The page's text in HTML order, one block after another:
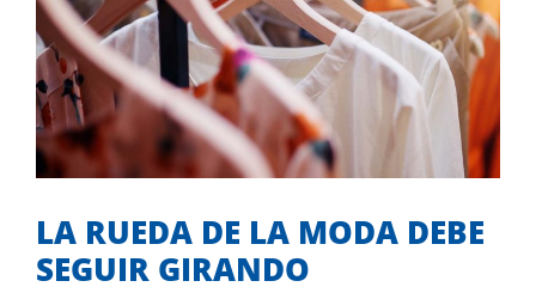
LA RUEDA DE LA MODA DEBE SEGUIR
GIRANDO
Co-autor en iniciativas
LA RUEDA DE LA MODA DEBE
SEGUIR GIRANDO